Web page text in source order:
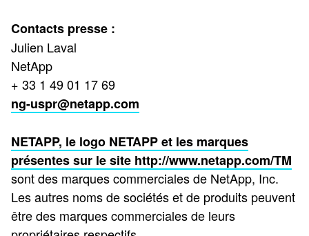
Contacts presse :
Julien Laval
NetApp
+ 33 1 49 01 17 69
ng-uspr@netapp.com
NETAPP, le logo NETAPP et les marques
présentes sur le site http://www.netapp.com/TM
sont des marques commerciales de NetApp, Inc.
Les autres noms de sociétés et de produits peuvent
être des marques commerciales de leurs